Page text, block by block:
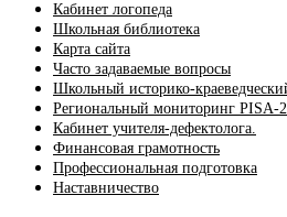
Кабинет логопеда
Школьная библиотека
Карта сайта
Часто задаваемые вопросы
Школьный историко-
Региональный мониторинг PISA-
Кабинет учителя-дефектолога.
Финансовая грамотность
Профессиональная подготовка
Наставничество